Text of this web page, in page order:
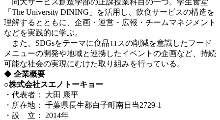
「The University DINING」を活用し、飲食サービスの構造を
理解するとともに、企画・運営・広報・チームマネジメント
などを実践的に学ぶ。
また、SDGsをテーマに食品ロスの削減を意識したフード
メニューの開発や地域と連携したイベントの企画など、持続
可能な社会の実現にむけた取り組みを行っている。
◆ 企業概要
○株式会社スエノトーキョー
・代表者： 大田 康平
・所在地： 千葉県長生郡白子町南日当2729-1
・設 立： 2014年